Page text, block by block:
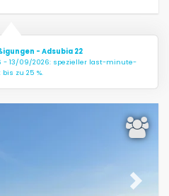
- Adsubia 22
- 13/09/2026: spezieller last-minute-
zu 25 %.
Next